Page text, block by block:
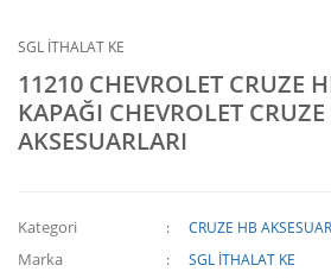
SGL İTHALAT KE
11210 CHEVROLET CRUZE
KAPAĞI CHEVROLET
AKSESUARLARI
Kategori CRUZE HB
Marka SGL İTHALAT KE